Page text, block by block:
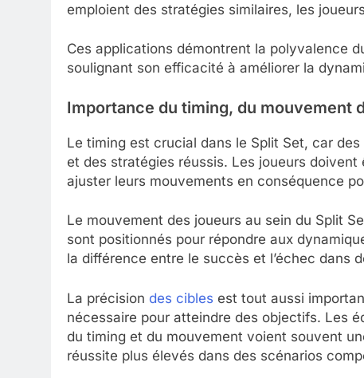
emploient des stratégies similaires, les
Ces applications démontrent la polyvalence
soulignant son efficacité à améliorer la
Importance du timing, du mouvement
Le timing est crucial dans le Split Set, car
et des stratégies réussis. Les joueurs
ajuster leurs mouvements en conséquence
Le mouvement des joueurs au sein du Split
sont positionnés pour répondre aux
la différence entre le succès et l’échec dans
La précision des cibles est tout aussi
nécessaire pour atteindre des objectifs. Les
du timing et du mouvement voient souvent
réussite plus élevés dans des scénarios